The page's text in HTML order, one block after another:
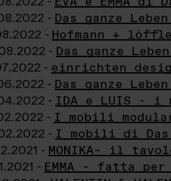
- Das ganze
- Hofmann +
- Das ganze
- einrichten
- Das ganze
- IDA e LUIS - i
- I mobili
- I mobili di Das
- MONIKA– il
- EMMA – fatta